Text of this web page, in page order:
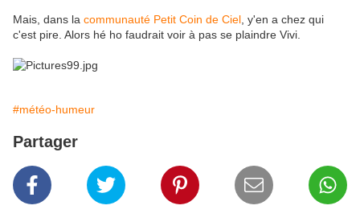
Mais, dans la communauté Petit Coin de Ciel , y'en a chez qui
c'est pire. Alors hé ho faudrait voir à pas se plaindre Vivi.
#météo-humeur
Partager